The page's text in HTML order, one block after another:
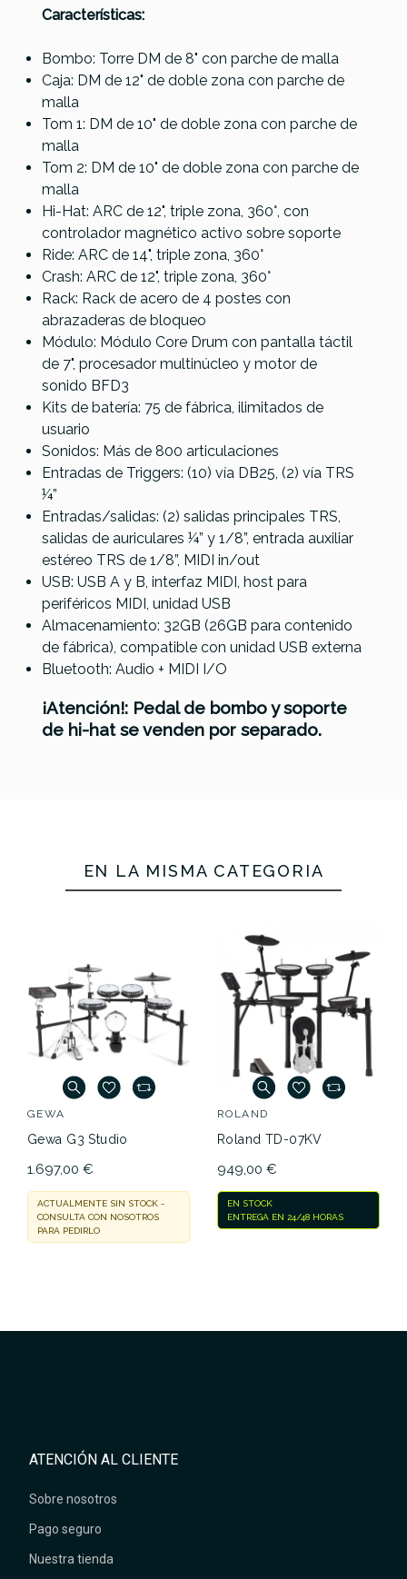
Características:
Bombo: Torre DM de 8" con parche de malla
Caja: DM de 12" de doble zona con parche de
malla
Tom 1: DM de 10" de doble zona con parche de
malla
Tom 2: DM de 10" de doble zona con parche de
malla
Hi-Hat: ARC de 12", triple zona, 360°, con
controlador magnético activo sobre soporte
Ride: ARC de 14", triple zona, 360°
Crash: ARC de 12", triple zona, 360°
Rack: Rack de acero de 4 postes con
abrazaderas de bloqueo
Módulo: Módulo Core Drum con pantalla táctil
de 7", procesador multinúcleo y motor de
sonido BFD3
Kits de batería: 75 de fábrica, ilimitados de
usuario
Sonidos: Más de 800 articulaciones
Entradas de Triggers: (10) vía DB25, (2) vía TRS
¼”
Entradas/salidas: (2) salidas principales TRS,
salidas de auriculares ¼” y 1/8”, entrada auxiliar
estéreo TRS de 1/8”, MIDI in/out
USB: USB A y B, interfaz MIDI, host para
periféricos MIDI, unidad USB
Almacenamiento: 32GB (26GB para contenido
de fábrica), compatible con unidad USB externa
Bluetooth: Audio + MIDI I/O
¡Atención!: Pedal de bombo y soporte
de hi-hat se venden por separado.
Referencia
EN LA MISMA CATEGORÍA
GEWA
Gewa G3 Studio
1.697,00 €
ACTUALMENTE SIN STOCK -
CONSULTA CON NOSOTROS
PARA PEDIRLO
ROLAND
Roland TD-07KV
949,00 €
EN STOCK
ENTREGA EN 24/48 HORAS
ATENCIÓN AL CLIENTE
Sobre nosotros
Pago seguro
Nuestra tienda